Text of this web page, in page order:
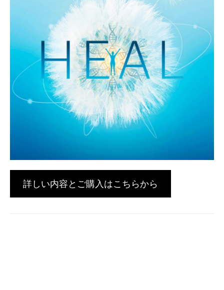
詳しい内容とご購入はこちらから